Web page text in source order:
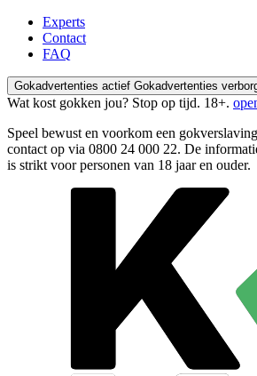
Experts
Contact
FAQ
Gokadvertenties actief Gokadvertenties
Wat kost gokken jou? Stop op tijd. 18+.
Speel bewust en voorkom een
contact op via 0800 24 000 22. De
is strikt voor personen van 18 jaar en ouder.